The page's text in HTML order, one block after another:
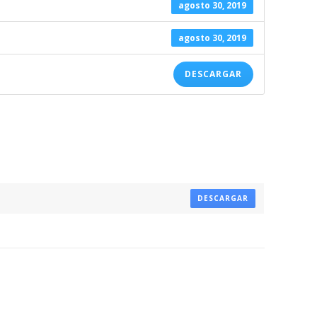
agosto 30, 2019
agosto 30, 2019
DESCARGAR
DESCARGAR